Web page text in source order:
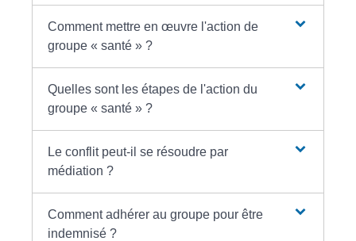
Comment mettre en œuvre l'action de
groupe « santé » ?
Quelles sont les étapes de l'action du
groupe « santé » ?
Le conflit peut-il se résoudre par
médiation ?
Comment adhérer au groupe pour être
indemnisé ?